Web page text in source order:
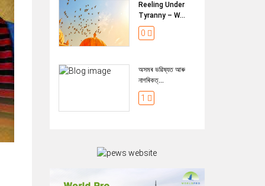
Reeling Under
Tyranny – W...
0
অসমৰ ভৱিষ্যত আৰু
নাগৰিকত্...
1